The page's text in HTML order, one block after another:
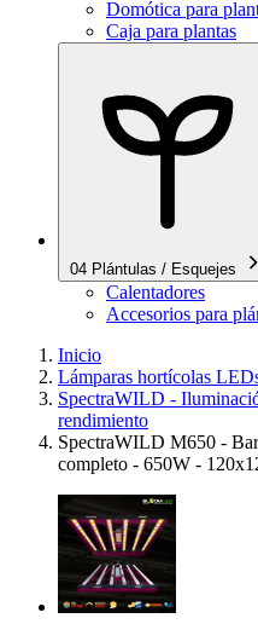
Domótica para
Caja para plantas
04 Plántulas / Esquejes
Calentadores
Accesorios para
Inicio
Lámparas hortícolas
SpectraWILD -
rendimiento
SpectraWILD M650 -
completo - 650W -